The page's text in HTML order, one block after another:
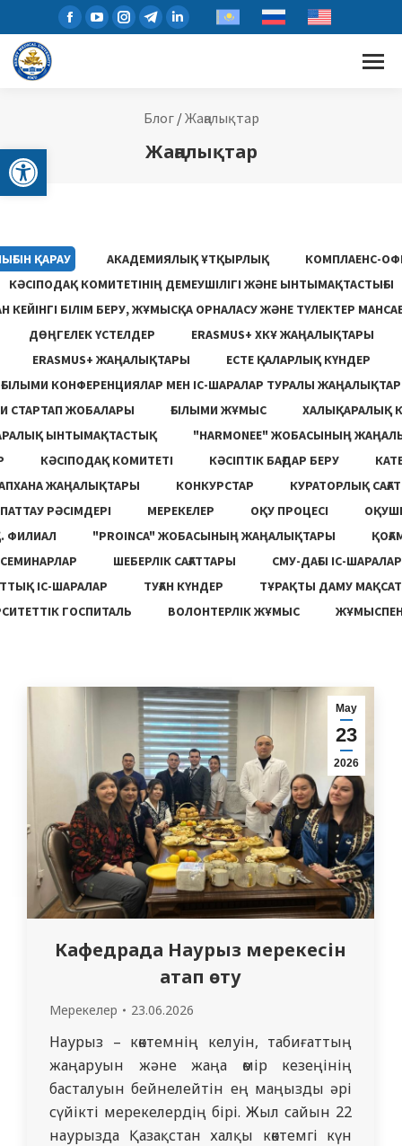
Open toolbar
Блог/Жаңалықтар
Жаңалықтар
ҚАРАУ АКАДЕМИЯЛЫҚ ҰТҚЫРЛЫҚ
КОМПЛАЕНС-
КӘСІПОДАҚ КОМИТЕТІНІҢ ДЕМЕУШІЛІГІ ЖӘНЕ ЫНТЫМАҚТАСТЫҒЫ
КЕЙІНГІ БІЛІМ БЕРУ, ЖҰМЫСҚА ОРНАЛАСУ ЖƏНЕ ТҮЛЕКТЕР
ДӨҢГЕЛЕК ҮСТЕЛДЕР
ERASMUS+ ХКҰ ЖАҢАЛЫҚТАРЫ
ERASMUS+ ЖАҢАЛЫҚТАРЫ
ЕСТЕ ҚАЛАРЛЫҚ КҮНДЕР
ҒЫЛЫМИ КОНФЕРЕНЦИЯЛАР МЕН ІС-ШАРАЛАР ТУРАЛЫ ЖАҢАЛЫҚТАР
СТАРТАП ЖОБАЛАРЫ
ҒЫЛЫМИ ЖҰМЫС
ХАЛЫҚАРАЛЫҚ
ЫНТЫМАҚТАСТЫҚ
"HARMONEE" ЖОБАСЫНЫҢ
КӘСІПОДАҚ КОМИТЕТІ КӘСІПТІК БАҒДАР БЕРУ
ЖАҢАЛЫҚТАРЫ
КОНКУРСТАР
КУРАТОРЛЫҚ
РӘСІМДЕРІ
МЕРЕКЕЛЕР ОҚУ ПРОЦЕСІ
ФИЛИАЛ
"PROINCA" ЖОБАСЫНЫҢ ЖАҢАЛЫҚТАРЫ
СЕМИНАРЛАР
ШЕБЕРЛІК САҒАТТАРЫ
СМУ-ДАҒЫ ІС-ШАРАЛАР
ІС-ШАРАЛАР
ТУҒАН КҮНДЕР
ТҰРАҚТЫ ДАМУ
ГОСПИТАЛЬ
ВОЛОНТЕРЛІК ЖҰМЫС
Мау
23
2026
Кафедрада Наурыз мерекесін
атап өту
Мерекелер 23.06.2026
Наурыз – көктемнің келуін, табиғаттың
жаңаруын және жаңа өмір кезеңінің
басталуын бейнелейтін ең маңызды әрі
сүйікті мерекелердің бірі. Жыл сайын 22
наурызда Қазақстан халқы көктемгі күн